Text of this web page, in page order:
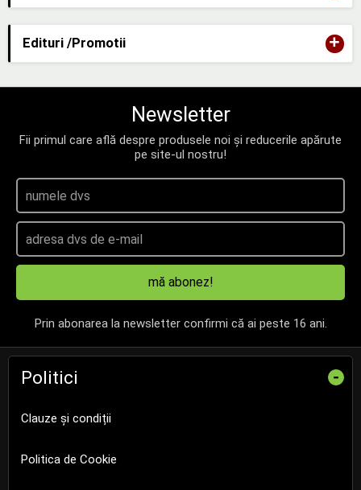
Edituri /Promotii +
Newsletter
Fii primul care află despre produsele noi și reducerile apărute
pe site-ul nostru!
mă abonez!
Prin abonarea la newsletter confirmi că ai peste 16 ani.
Politici -
Clauze și condiții
Politica de Cookie